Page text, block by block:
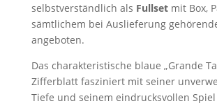
selbstverständlich als Fullsetmit Box,
sämtlichem bei Auslieferung
angeboten.
Das charakteristische blaue „Grande
Zifferblatt fasziniert mit seiner
Tiefe und seinem eindrucksvollen